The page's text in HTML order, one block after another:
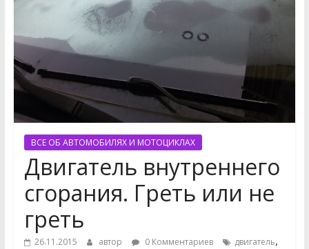
ВСЕ ОБ АВТОМОБИЛЯХ И МОТОЦИКЛАХ
Двигатель внутреннего
сгорания. Греть или не
греть
26.11.2015 автор 0 Комментариев двигатель,